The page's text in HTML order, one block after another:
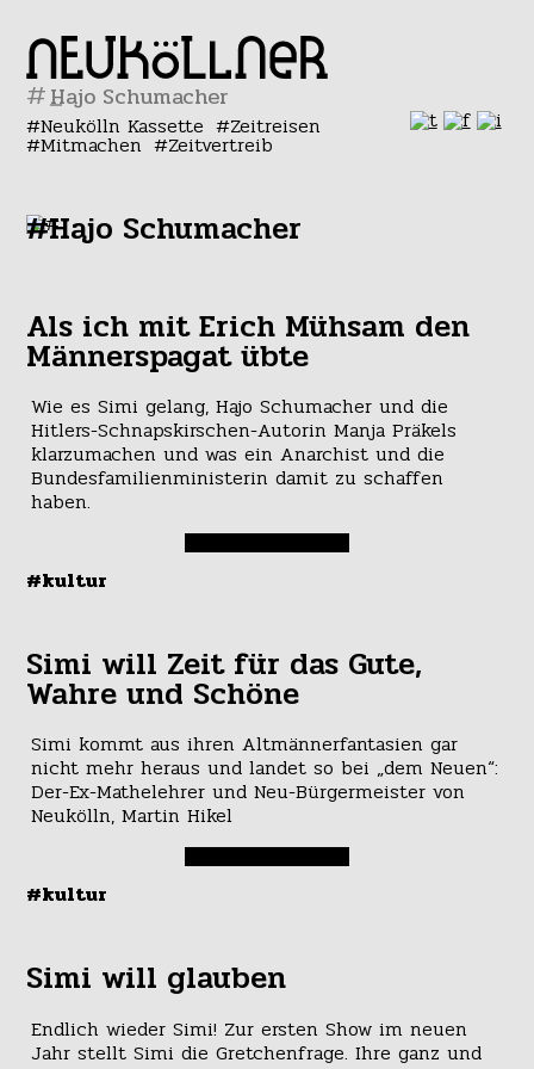
#
Neukölln Kassette Zeitreisen
Mitmachen Zeitvertreib
#Hajo Schumacher
Als ich mit Erich Mühsam den
Männerspagat übte
Wie es Simi gelang, Hajo Schumacher und die
Hitlers-Schnapskirschen-Autorin Manja Präkels
klarzumachen und was ein Anarchist und die
Bundesfamilienministerin damit zu schaffen
haben.
#kultur
Simi will Zeit für das Gute,
Wahre und Schöne
Simi kommt aus ihren Altmännerfantasien gar
nicht mehr heraus und landet so bei „dem Neuen“:
Der-Ex-Mathelehrer und Neu-Bürgermeister von
Neukölln, Martin Hikel
#kultur
Simi will glauben
Endlich wieder Simi! Zur ersten Show im neuen
Jahr stellt Simi die Gretchenfrage. Ihre ganz und